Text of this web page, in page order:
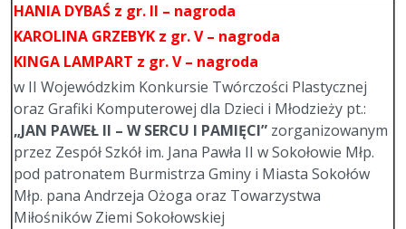
HANIA DYBAŚ z gr. II – nagroda
KAROLINA GRZEBYK z gr. V – nagroda
KINGA LAMPART z gr. V – nagroda
w II Wojewódzkim Konkursie Twórczości Plastycznej
oraz Grafiki Komputerowej dla Dzieci i Młodzieży pt.:
„JAN PAWEŁ II – W SERCU I PAMIĘCI” zorganizowanym
przez Zespół Szkół im. Jana Pawła II w Sokołowie Młp.
pod patronatem Burmistrza Gminy i Miasta Sokołów
Młp. pana Andrzeja Ożoga oraz Towarzystwa
Miłośników Ziemi Sokołowskiej